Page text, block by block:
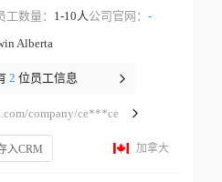
工数量： 1-10人公司官网： -
Alberta
2 位员工信息
company/ce***ce
入CRM 加拿大